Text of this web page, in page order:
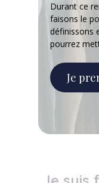
Durant ce
faisons le
définissons
pourrez
Je